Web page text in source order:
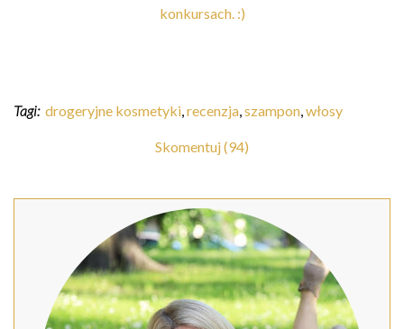
konkursach. :)
Tagi: drogeryjne kosmetyki,recenzja,szampon,włosy
Skomentuj (94)